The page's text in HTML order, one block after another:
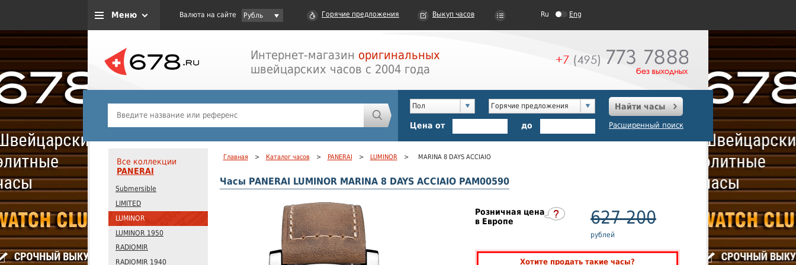
Меню Валюта на сайте Рубль Горячие предложения Выкуп часов Ru Eng
Интернет-магазин оригинальных
швейцарских часов с 2004 года
Пол Горячие предложения
Найти часы
Цена от
до Расширенный поиск
Все коллекции
PANERAI
Submersible
LIMITED
LUMINOR
LUMINOR 1950
RADIOMIR
RADIOMIR 1940
Главная > Каталог часов > PANERAI > LUMINOR > MARINA 8 DAYS ACCIAIO
Часы PANERAI LUMINOR MARINA 8 DAYS ACCIAIO PAM00590
Розничная цена
в Европе
627 200
рублей
Хотите продать такие часы?